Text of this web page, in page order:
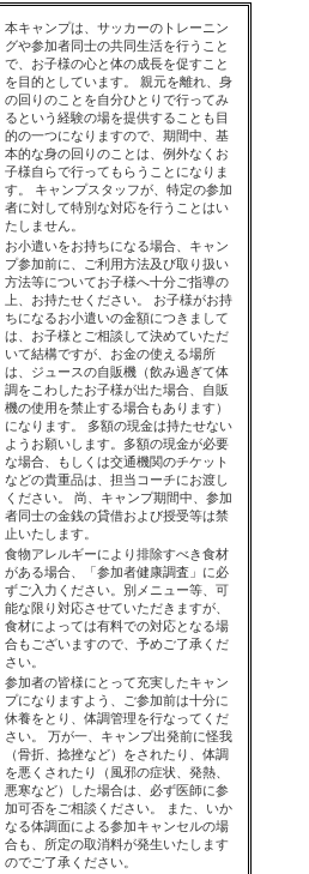
本キャンプは、サッカーのトレーニン
グや参加者同士の共同生活を行うこと
で、お子様の心と体の成長を促すこと
を目的としています。 親元を離れ、身
の回りのことを自分ひとりで行ってみ
るという経験の場を提供することも目
的の一つになりますので、期間中、基
本的な身の回りのことは、例外なくお
子様自らで行ってもらうことになりま
す。 キャンプスタッフが、特定の参加
者に対して特別な対応を行うことはい
たしません。
お小遣いをお持ちになる場合、キャン
プ参加前に、ご利用方法及び取り扱い
方法等についてお子様へ十分ご指導の
上、お持たせください。 お子様がお持
ちになるお小遣いの金額につきまして
は、お子様とご相談して決めていただ
いて結構ですが、お金の使える場所
は、ジュースの自販機（飲み過ぎて体
調をこわしたお子様が出た場合、自販
機の使用を禁止する場合もあります）
になります。 多額の現金は持たせない
ようお願いします。多額の現金が必要
な場合、もしくは交通機関のチケット
などの貴重品は、担当コーチにお渡し
ください。 尚、キャンプ期間中、参加
者同士の金銭の貸借および授受等は禁
止いたします。
食物アレルギーにより排除すべき食材
がある場合、「参加者健康調査」に必
ずご入力ください。別メニュー等、可
能な限り対応させていただきますが、
食材によっては有料での対応となる場
合もございますので、予めご了承くだ
さい。
参加者の皆様にとって充実したキャン
プになりますよう、ご参加前は十分に
休養をとり、体調管理を行なってくだ
さい。 万が一、キャンプ出発前に怪我
（骨折、捻挫など）をされたり、体調
を悪くされたり（風邪の症状、発熱、
悪寒など）した場合は、必ず医師に参
加可否をご相談ください。 また、いか
なる体調面による参加キャンセルの場
合も、所定の取消料が発生いたします
のでご了承ください。